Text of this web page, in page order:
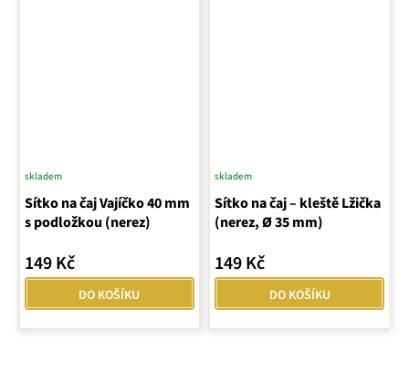
Sítko na čaj Vajíčko 40 mm
s podložkou (nerez)
skladem
149 Kč
DO KOŠÍKU
Sítko na čaj – kleště Lžička
(nerez, Ø 35 mm)
Průměrné
hodnocení
produktu
5,0
5
hvězdiček.
skladem
149 Kč
DO KOŠÍKU